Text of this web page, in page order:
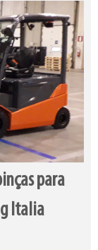
para
Italia